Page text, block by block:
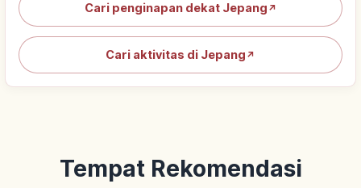
Cari penginapan dekat Jepang ↗
Cari aktivitas di Jepang ↗
Tempat Rekomendasi